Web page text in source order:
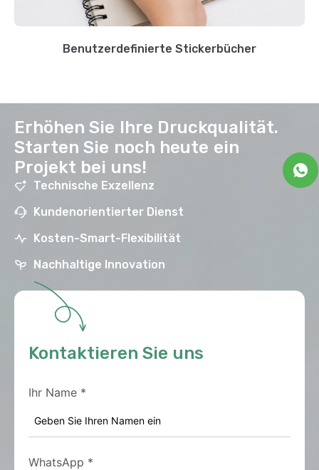
Benutzerdefinierte Stickerbücher
Erhöhen Sie Ihre Druckqualität.
Starten Sie noch heute ein
Projekt bei uns!
Technische Exzellenz
Kundenorientierter Dienst
Kosten-Smart-Flexibilität
Nachhaltige Innovation
Kontaktieren Sie uns
Ihr Name *
WhatsApp *